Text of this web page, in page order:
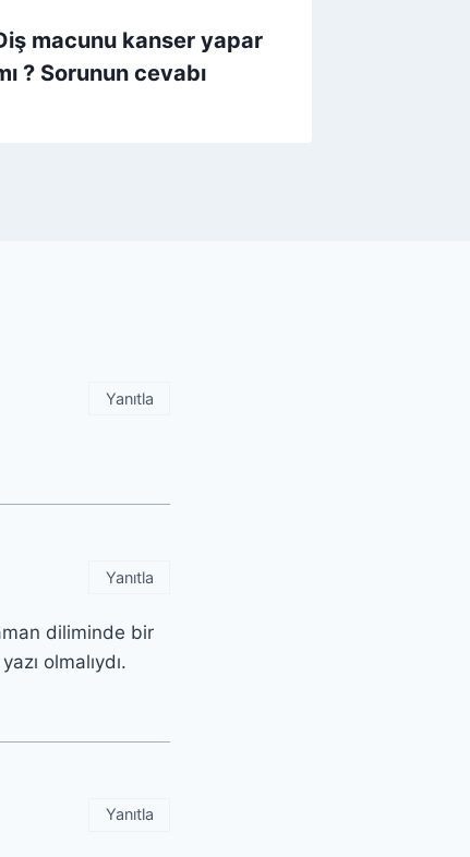
macunu kanser yapar
? Sorunun cevabı
Yanıtla
diliminde bir
olmalıydı.
Yanıtla
Yanıtla